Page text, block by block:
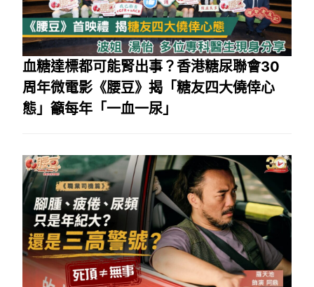
血糖達標都可能腎出事？香港糖尿聯會30
周年微電影《腰豆》揭「糖友四大僥倖心
態」籲每年「一血一尿」